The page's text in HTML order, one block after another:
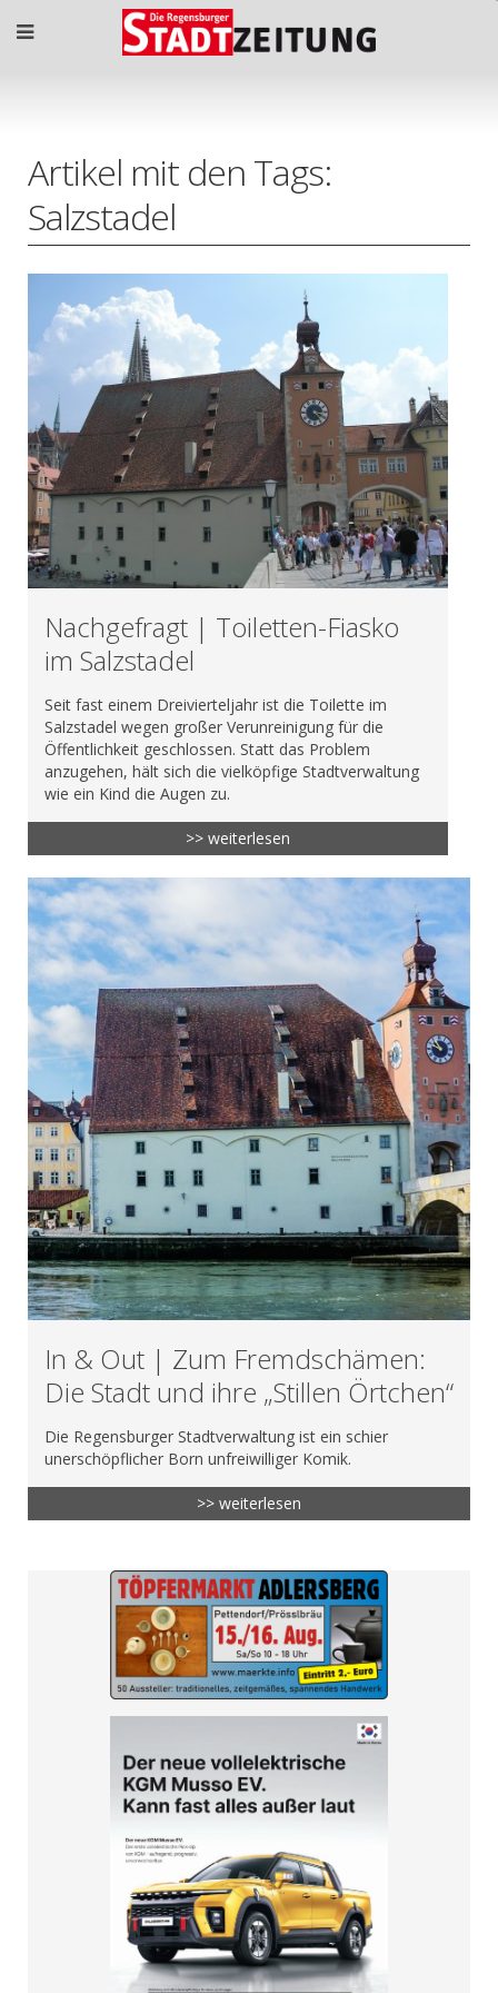
Artikel mit den Tags:
Salzstadel
Nachgefragt | Toiletten-Fiasko
im Salzstadel
Seit fast einem Dreivierteljahr ist die Toilette im
Salzstadel wegen großer Verunreinigung für die
Öffentlichkeit geschlossen. Statt das Problem
anzugehen, hält sich die vielköpfige Stadtverwaltung
wie ein Kind die Augen zu.
>> weiterlesen
In & Out | Zum Fremdschämen:
Die Stadt und ihre „Stillen Örtchen“
Die Regensburger Stadtverwaltung ist ein schier
unerschöpflicher Born unfreiwilliger Komik.
>> weiterlesen